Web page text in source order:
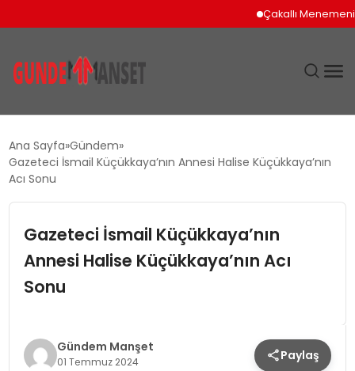
Çakallı Menemeni
DÜNYA
SPOR
YAŞAM
Ana Sayfa Gündem
Gazeteci İsmail Küçükkaya’nın Annesi Halise Küçükkaya’nın
Acı Sonu
Gazeteci İsmail Küçükkaya’nın
Annesi Halise Küçükkaya’nın Acı
Sonu
Gündem Manşet
01 Temmuz 2024 Paylaş